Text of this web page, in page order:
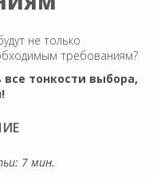
не только
требованиям?
тонкости выбора,
7 мин.